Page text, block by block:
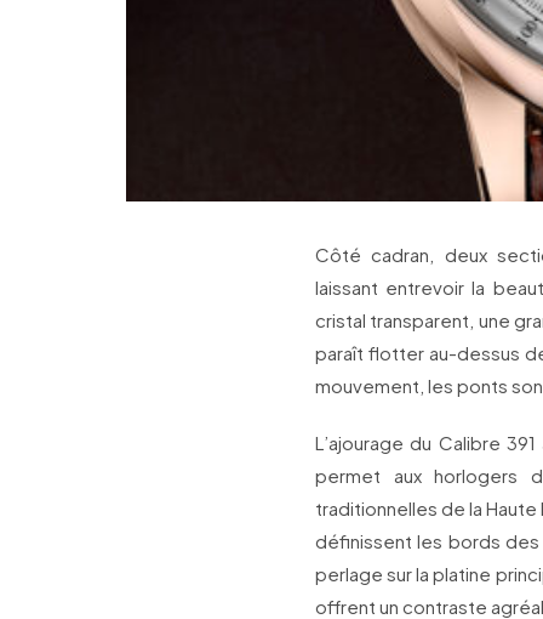
Côté cadran, deux
laissant entrevoir la
cristal transparent, une
paraît flotter au-dessus
mouvement, les ponts
L’ajourage du Calibre
permet aux horlogers
traditionnelles de la
définissent les bords
perlage sur la platine
offrent un contraste